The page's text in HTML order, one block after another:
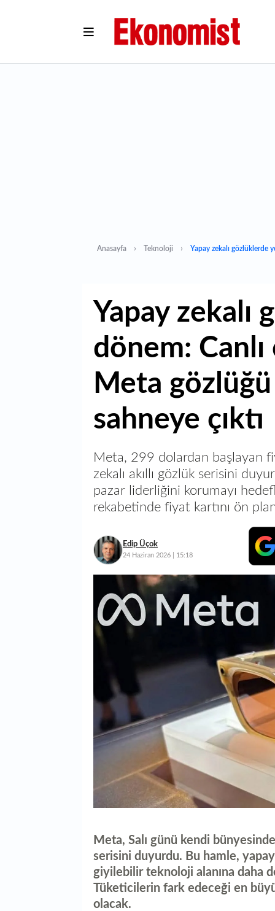
Anasayfa Teknoloji Yapay zekalı gözlüklerde
Yapay zekalı
dönem:
Meta
sahneye çıktı
Meta, 299 dolardan başlayan
zekalı akıllı gözlük serisini
pazar liderliğini korumayı
rekabetinde fiyat kartını ön
Edip Üçok
24 Haziran 2026 | 15:18
Meta, Salı günü kendi
serisini duyurdu. Bu hamle,
giyilebilir teknoloji alanına daha
Tüketicilerin fark edeceği en
olacak.